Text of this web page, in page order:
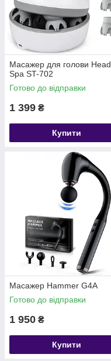
Масажер для голови Head
Spa ST-702
Готово до відправки
1 399 ₴
Купити
Масажер Hammer G4A
Готово до відправки
1 950 ₴
Купити